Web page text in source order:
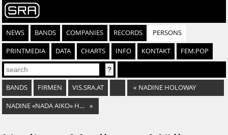
NEWS BANDS COMPANIES RECORDS PERSONS
PRINTMEDIA DATA CHARTS INFO KONTAKT FEM.POP
BANDS FIRMEN VIS.SRA.AT « NADINE HOLOWAY
NADINE «NADA AIKO» HAIDENBAUER »